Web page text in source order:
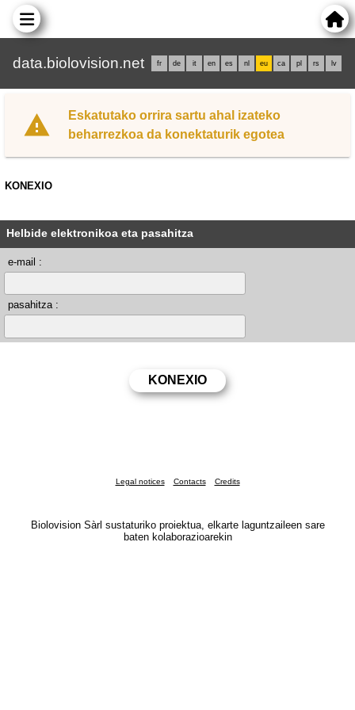
data.biolovision.net fr de it en es nl eu ca pl rs lv
Eskatutako orrira sartu ahal izateko
beharrezkoa da konektaturik egotea
KONEXIO
Helbide elektronikoa eta pasahitza
e-mail :
pasahitza :
Legal notices Contacts Credits
Biolovision Sàrl sustaturiko proiektua, elkarte laguntzaileen sare
baten kolaborazioarekin